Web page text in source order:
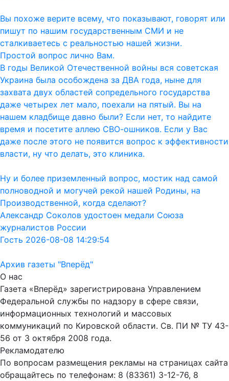
Вы похоже верите всему, что показывают, говорят или
пишут по нашим государственным СМИ и не
сталкиваетесь с реальностью нашей жизни.
Простой вопрос лично Вам.
В годы Великой Отечественной войны вся советская
Украина была особождена за ДВА года, ныне для
захвата двух областей сопредельного государства
даже четырех лет мало, поехали на пятый. Вы на
нашем кладбище давно были? Если нет, то найдите
время и посетите аллею СВО-ошников. Если у Вас
даже после этого не появится вопрос к эффективности
власти, ну что делать, это клиника.
Ну и более приземленный вопрос, мостик над самой
полноводной и могучей рекой нашей Родины, на
Производственной, когда сделают?
Александр Соколов удостоен медали Союза
журналистов России
Гость 2026-08-08 14:29:54
Архив газеты "Вперёд"
О нас
Газета «Вперёд» зарегистрирована Управлением
Федеральной службы по надзору в сфере связи,
информационных технологий и массовых
коммуникаций по Кировской области. Св. ПИ № ТУ 43-
56 от 3 октября 2008 года.
Рекламодателю
По вопросам размещения рекламы на страницах сайта
обращайтесь по телефонам: 8 (83361) 3-12-76, 8